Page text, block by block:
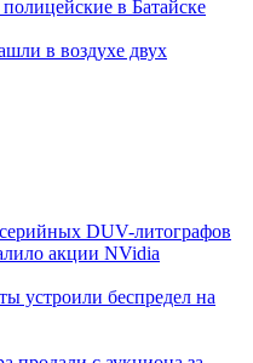
в Батайске
в воздухе двух
DUV-литографов
акции NVidia
устроили беспредел на